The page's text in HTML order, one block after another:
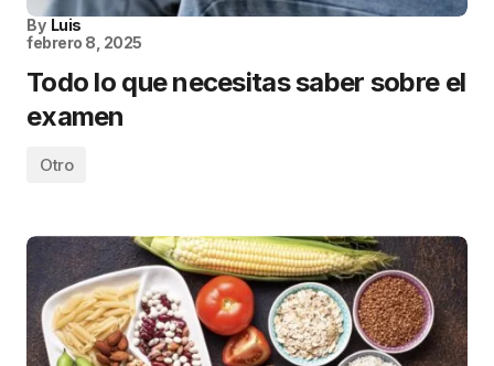
By Luis
febrero 8, 2025
Todo lo que necesitas saber sobre el
examen
Otro